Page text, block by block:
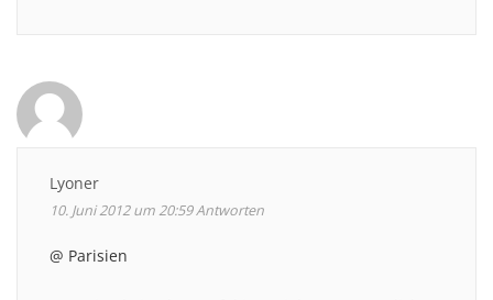
Lyoner
10. Juni 2012 um 20:59Antworten
@ Parisien